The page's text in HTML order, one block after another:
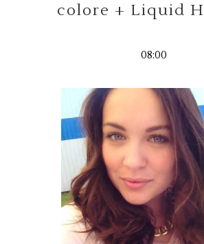
colore + Liquid
08:00